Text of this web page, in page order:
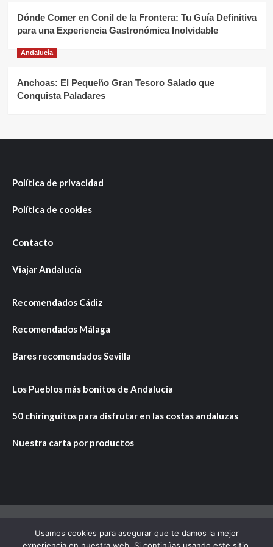
Dónde Comer en Conil de la Frontera: Tu Guía Definitiva
para una Experiencia Gastronómica Inolvidable
Andalucía
Anchoas: El Pequeño Gran Tesoro Salado que
Conquista Paladares
Política de privacidad
Política de cookies
Contacto
Viajar Andalucía
Recomendados Cádiz
Recomendados Málaga
Bares recomendados Sevilla
Los Pueblos más bonitos de Andalucía
50 chiringuitos para disfrutar en las costas andaluzas
Nuestra carta por productos
Copyright © Todos los derechos reservados.|CoverNews
Usamos cookies para asegurar que te damos la mejor